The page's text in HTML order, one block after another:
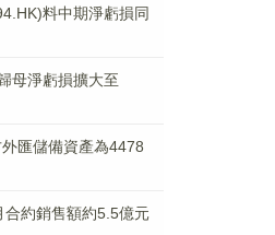
料中期淨虧損同
母淨虧損擴大至
匯儲備資產為4478
約銷售額約5.5億元